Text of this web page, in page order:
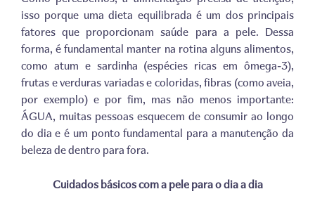
isso porque uma dieta equilibrada é um dos principais
fatores que proporcionam saúde para a pele. Dessa
forma, é fundamental manter na rotina alguns alimentos,
como atum e sardinha (espécies ricas em ômega-3),
frutas e verduras variadas e coloridas, fibras (como aveia,
por exemplo) e por fim, mas não menos importante:
ÁGUA, muitas pessoas esquecem de consumir ao longo
do dia e é um ponto fundamental para a manutenção da
beleza de dentro para fora.
Cuidados básicos com a pele para o dia a dia